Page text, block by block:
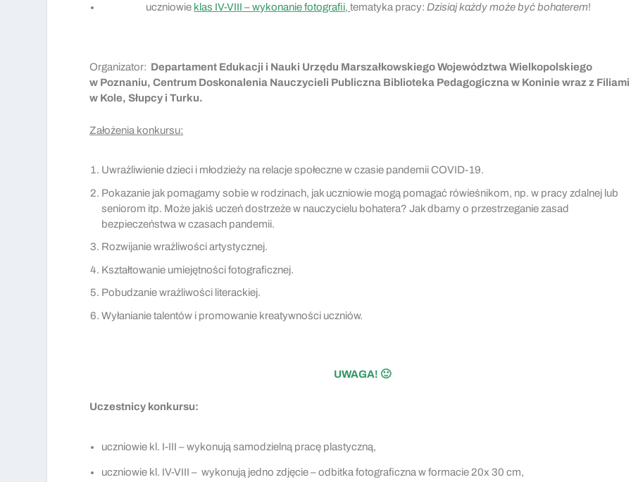
uczniowie klas IV-VIII – wykonanie fotografii,tematyka pracy: Dzisiaj każdy może być bohaterem!
Organizator: Departament Edukacji i Nauki Urzędu Marszałkowskiego Województwa Wielkopolskiego
w Poznaniu, Centrum Doskonalenia Nauczycieli Publiczna Biblioteka Pedagogiczna w Koninie wraz z Filiami
w Kole, Słupcy i Turku.
Założenia konkursu:
Uwrażliwienie dzieci i młodzieży na relacje społeczne w czasie pandemii COVID-19.
Pokazanie jak pomagamy sobie w rodzinach, jak uczniowie mogą pomagać rówieśnikom, np. w pracy zdalnej lub
seniorom itp. Może jakiś uczeń dostrzeże w nauczycielu bohatera? Jak dbamy o przestrzeganie zasad
bezpieczeństwa w czasach pandemii.
Rozwijanie wrażliwości artystycznej.
Kształtowanie umiejętności fotograficznej.
Pobudzanie wrażliwości literackiej.
Wyłanianie talentów i promowanie kreatywności uczniów.
UWAGA! 🙂
Uczestnicy konkursu:
uczniowie kl. I-III – wykonują samodzielną pracę plastyczną,
uczniowie kl. IV-VIII – wykonują jedno zdjęcie – odbitka fotograficzna w formacie 20x 30 cm,